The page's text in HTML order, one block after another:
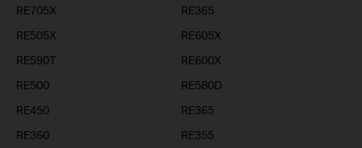
RE705X
RE365
RE505X
RE605X
RE590T
RE600X
RE500
RE580D
RE450
RE365
RE360
RE355